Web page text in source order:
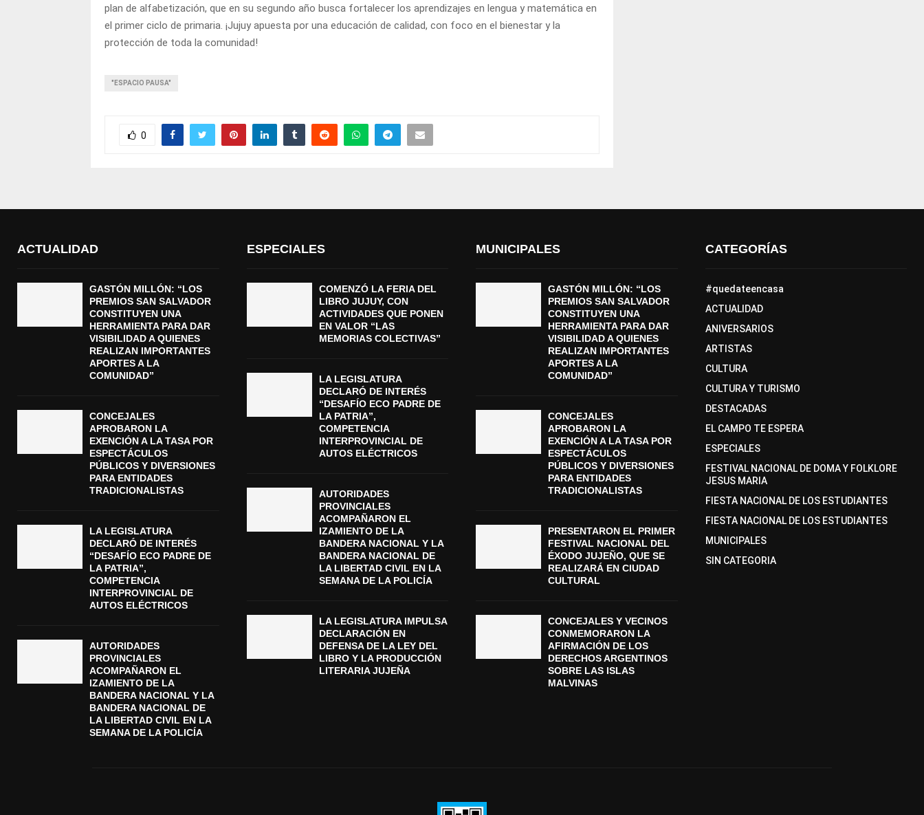
plan de alfabetización, que en su segundo año busca fortalecer los aprendizajes en lengua y matemática en
el primer ciclo de primaria. ¡Jujuy apuesta por una educación de calidad, con foco en el bienestar y la
protección de toda la comunidad!
"ESPACIO PAUSA"
0
ACTUALIDAD
GASTÓN MILLÓN: “LOS
PREMIOS SAN SALVADOR
CONSTITUYEN UNA
HERRAMIENTA PARA DAR
VISIBILIDAD A QUIENES
REALIZAN IMPORTANTES
APORTES A LA
COMUNIDAD”
CONCEJALES
APROBARON LA
EXENCIÓN A LA TASA POR
ESPECTÁCULOS
PÚBLICOS Y DIVERSIONES
PARA ENTIDADES
TRADICIONALISTAS
LA LEGISLATURA
DECLARÓ DE INTERÉS
“DESAFÍO ECO PADRE DE
LA PATRIA”,
COMPETENCIA
INTERPROVINCIAL DE
AUTOS ELÉCTRICOS
AUTORIDADES
PROVINCIALES
ACOMPAÑARON EL
IZAMIENTO DE LA
BANDERA NACIONAL Y LA
BANDERA NACIONAL DE
LA LIBERTAD CIVIL EN LA
SEMANA DE LA POLICÍA
ESPECIALES
COMENZÓ LA FERIA DEL
LIBRO JUJUY, CON
ACTIVIDADES QUE PONEN
EN VALOR “LAS
MEMORIAS COLECTIVAS”
LA LEGISLATURA
DECLARÓ DE INTERÉS
“DESAFÍO ECO PADRE DE
LA PATRIA”,
COMPETENCIA
INTERPROVINCIAL DE
AUTOS ELÉCTRICOS
AUTORIDADES
PROVINCIALES
ACOMPAÑARON EL
IZAMIENTO DE LA
BANDERA NACIONAL Y LA
BANDERA NACIONAL DE
LA LIBERTAD CIVIL EN LA
SEMANA DE LA POLICÍA
LA LEGISLATURA IMPULSA
DECLARACIÓN EN
DEFENSA DE LA LEY DEL
LIBRO Y LA PRODUCCIÓN
LITERARIA JUJEÑA
MUNICIPALES
GASTÓN MILLÓN: “LOS
PREMIOS SAN SALVADOR
CONSTITUYEN UNA
HERRAMIENTA PARA DAR
VISIBILIDAD A QUIENES
REALIZAN IMPORTANTES
APORTES A LA
COMUNIDAD”
CONCEJALES
APROBARON LA
EXENCIÓN A LA TASA POR
ESPECTÁCULOS
PÚBLICOS Y DIVERSIONES
PARA ENTIDADES
TRADICIONALISTAS
PRESENTARON EL PRIMER
FESTIVAL NACIONAL DEL
ÉXODO JUJEÑO, QUE SE
REALIZARÁ EN CIUDAD
CULTURAL
CONCEJALES Y VECINOS
CONMEMORARON LA
AFIRMACIÓN DE LOS
DERECHOS ARGENTINOS
SOBRE LAS ISLAS
MALVINAS
CATEGORÍAS
#quedateencasa
ACTUALIDAD
ANIVERSARIOS
ARTISTAS
CULTURA
CULTURA Y TURISMO
DESTACADAS
EL CAMPO TE ESPERA
ESPECIALES
FESTIVAL NACIONAL DE DOMA Y FOLKLORE
JESUS MARIA
FIESTA NACIONAL DE LOS ESTUDIANTES
FIESTA NACIONAL DE LOS ESTUDIANTES
MUNICIPALES
SIN CATEGORIA